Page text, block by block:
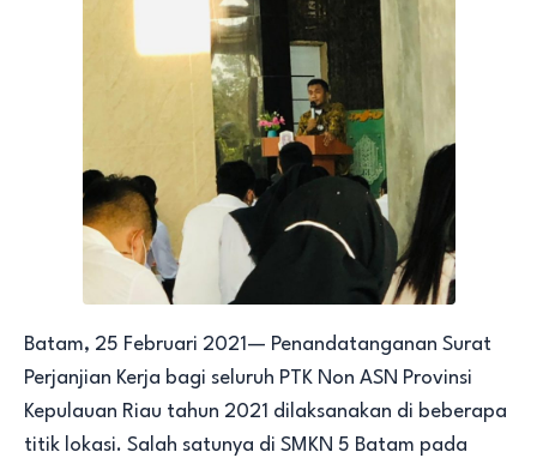
Batam, 25 Februari 2021— Penandatanganan Surat
Perjanjian Kerja bagi seluruh PTK Non ASN Provinsi
Kepulauan Riau tahun 2021 dilaksanakan di beberapa
titik lokasi. Salah satunya di SMKN 5 Batam pada